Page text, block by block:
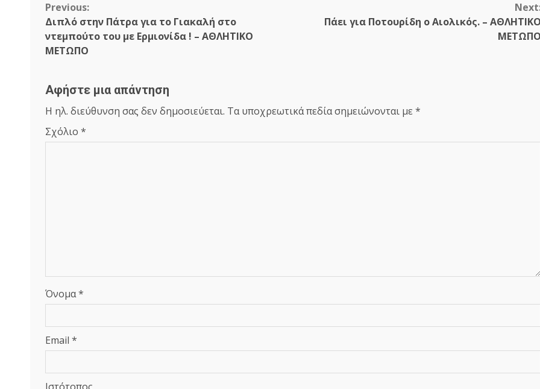
Continue
Reading
Previous:
Διπλό στην Πάτρα για το Γιακαλή στο
ντεμπούτο του με Ερμιονίδα ! – ΑΘΛΗΤΙΚΟ
ΜΕΤΩΠΟ
Πάει για Ποτουρίδη ο Αιολικός. – ΑΘΛΗΤΙΚΟ
ΜΕΤΩΠΟ
Αφήστε μια απάντηση
Η ηλ. διεύθυνση σας δεν δημοσιεύεται. Τα υποχρεωτικά πεδία σημειώνονται με *
Σχόλιο *
Όνομα*
Email *